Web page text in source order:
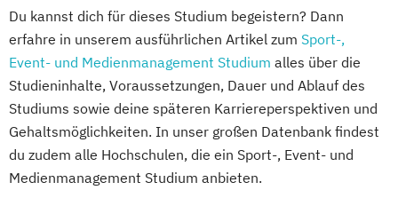
Du kannst dich für dieses Studium begeistern? Dann
erfahre in unserem ausführlichen Artikel zum Sport-,
Event- und Medienmanagement Studium alles über die
Studieninhalte, Voraussetzungen, Dauer und Ablauf des
Studiums sowie deine späteren Karriereperspektiven und
Gehaltsmöglichkeiten. In unser großen Datenbank findest
du zudem alle Hochschulen, die ein Sport-, Event- und
Medienmanagement Studium anbieten.